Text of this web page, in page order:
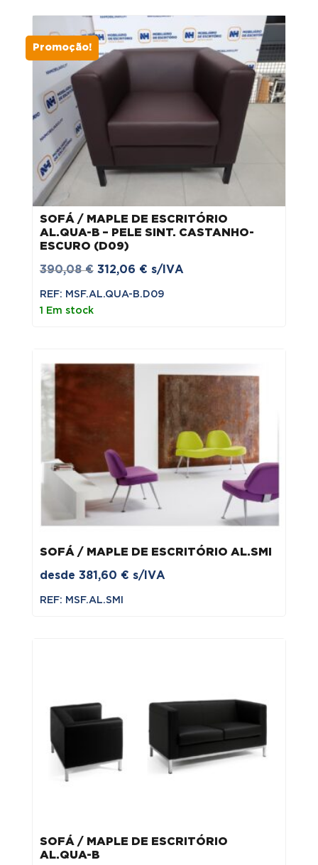
Promoção!
SOFÁ / MAPLE DE ESCRITÓRIO
AL.QUA-B – PELE SINT. CASTANHO-
ESCURO (D09)
390,08€ O
preço
312,06 €O
preço
s/IVA
REF: MSF.AL.QUA-B.D09
1 Em stock
SOFÁ / MAPLE DE ESCRITÓRIO AL.SMI
desde 381,60 € s/IVA
REF: MSF.AL.SMI
SOFÁ / MAPLE DE ESCRITÓRIO
AL.QUA-B